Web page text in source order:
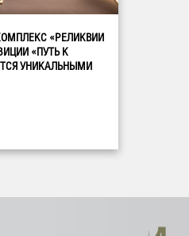
«РЕЛИКВИИ
«ПУТЬ К
УНИКАЛЬНЫМИ